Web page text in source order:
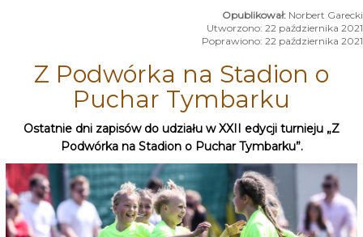
Norbert Garecki
Utworzono: 22 października 2021
Poprawiono: 22 października 2021
Z Podwórka na Stadion o
Puchar Tymbarku
Ostatnie dni zapisów do udziału w XXII edycji turnieju „Z
Podwórka na Stadion o Puchar Tymbarku”.